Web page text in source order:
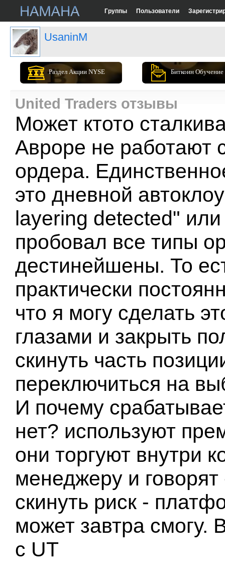
Группы Пользователи
UsaninM
Раздел Акции NYSE Биткоин Обучение
United Traders отзывы
Может ктото
Авроре не работают
ордера.
это дневной
layering detected"
пробовал все типы
дестинейшены. То
практически
что я могу сделать
глазами и закрыть
скинуть часть
переключиться на
И почему
нет? используют
они торгуют внутри
менеджеру и
скинуть риск -
может завтра смогу.
с UT